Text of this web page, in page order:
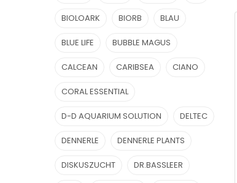
BIOLOARK BIORB BLAU
BLUE LIFE BUBBLE MAGUS
CALCEAN CARIBSEA CIANO
CORAL ESSENTIAL
D-D AQUARIUM SOLUTION DELTEC
DENNERLE DENNERLE PLANTS
DISKUSZUCHT DR.BASSLEER